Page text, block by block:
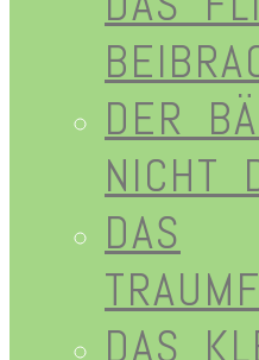
DER
NICHT
DAS
DAS